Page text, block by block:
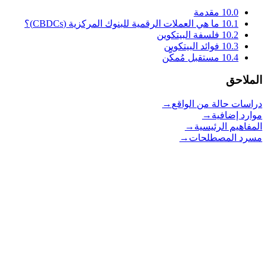
10.0 مقدمة
10.1 ما هي العملات الرقمية للبنوك المركزية (CBDCs)؟
10.2 فلسفة البيتكوين
10.3 فوائد البيتكوين
10.4 مستقبل مُمكَّن
الملاحق
دراسات حالة من الواقع →
موارد إضافية →
المفاهيم الرئيسية →
مسرد المصطلحات →